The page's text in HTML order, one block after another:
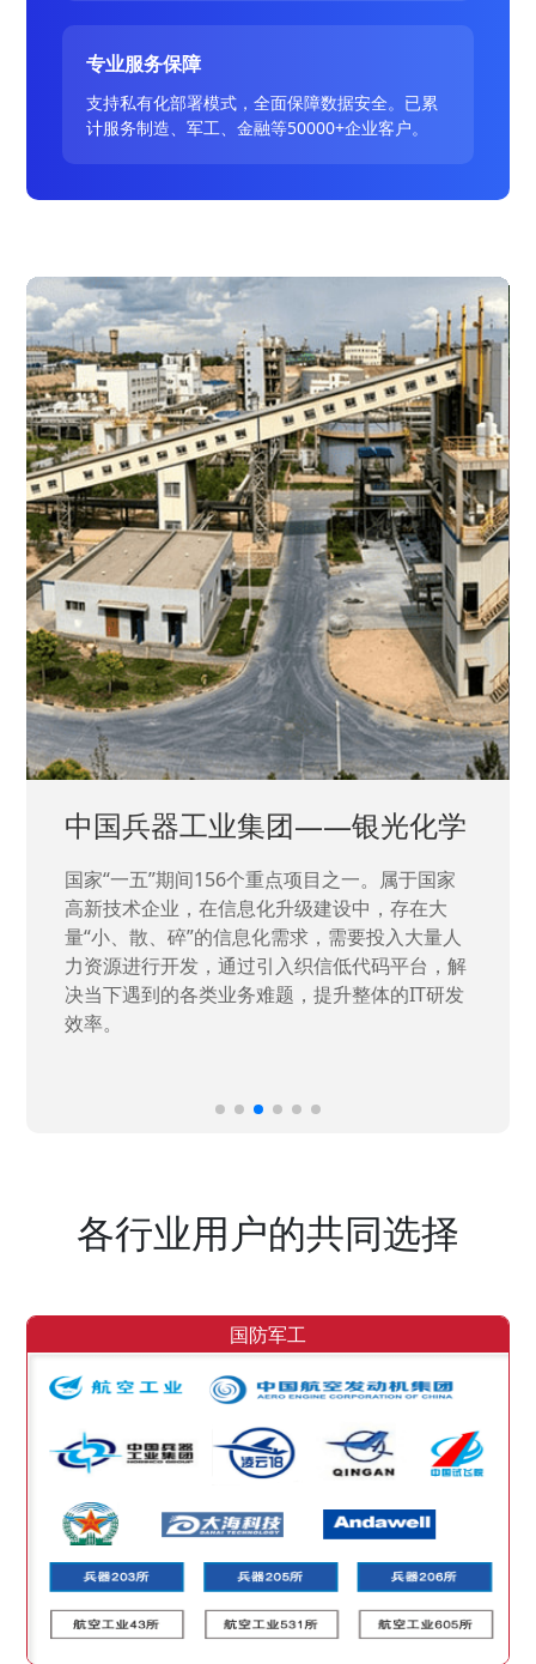
专业服务保障
支持私有化部署模式，全面保障数据安全。已累
计服务制造、军工、金融等50000+企业客户。
中国兵器工业集团——银光化学
国家“一五”期间156个重点项目之一。属于国家
高新技术企业，在信息化升级建设中，存在大
量“小、散、碎”的信息化需求，需要投入大量人
力资源进行开发，通过引入织信低代码平台，解
决当下遇到的各类业务难题，提升整体的IT研发
效率。
各行业用户的共同选择
国防军工